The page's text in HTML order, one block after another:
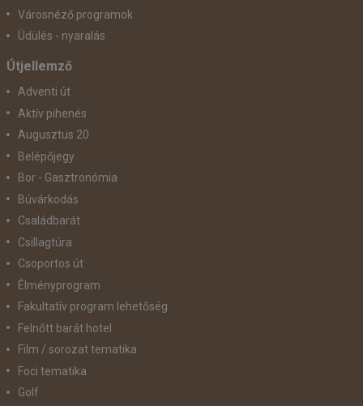
Városnéző programok
Üdülés - nyaralás
Útjellemző
Adventi út
Aktív pihenés
Augusztus 20
Belépőjegy
Bor - Gasztronómia
Búvárkodás
Családbarát
Csillagtúra
Csoportos út
Élményprogram
Fakultatív program lehetőség
Felnőtt barát hotel
Film / sorozat tematika
Foci tematika
Golf